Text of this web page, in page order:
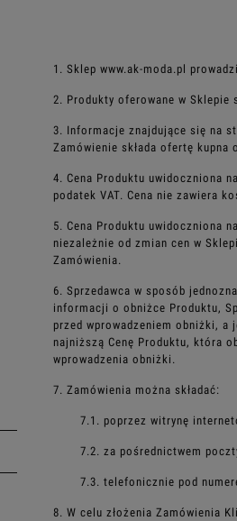
1. Sklep www.ak-moda.pl
2. Produkty oferowane w Sklepie
3. Informacje znajdujące się na
Zamówienie składa ofertę kupna
4. Cena Produktu uwidoczniona
podatek VAT. Cena nie zawiera
5. Cena Produktu uwidoczniona
niezależnie od zmian cen w
Zamówienia.
6. Sprzedawca w sposób
informacji o obniżce Produktu,
przed wprowadzeniem obniżki, a
najniższą Cenę Produktu, która
wprowadzenia obniżki.
7. Zamówienia można składać:
7.1. poprzez witrynę
7.2. za pośrednictwem
7.3. telefonicznie pod
8. W celu złożenia Zamówienia